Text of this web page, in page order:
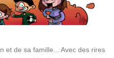
et de sa famille... Avec des rires